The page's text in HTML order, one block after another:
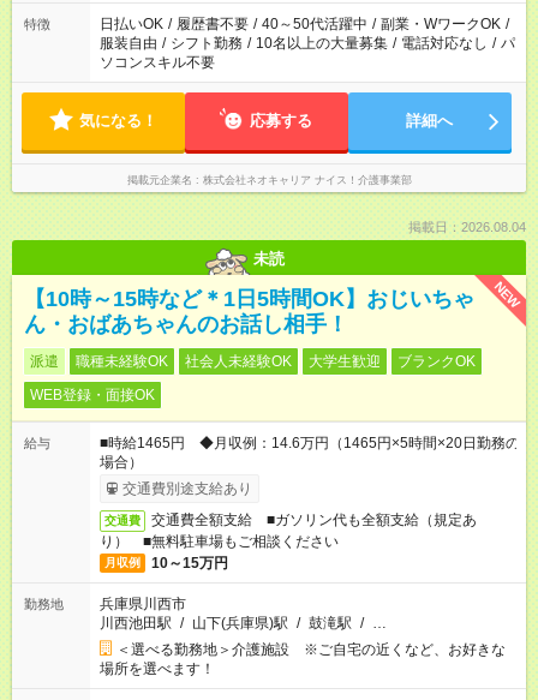
ください。
特徴 日払いOK / 履歴書不要 / 40～50代活躍中 / 副業・WワークOK /
服装自由 / シフト勤務 / 10名以上の大量募集 / 電話対応なし / パ
ソコンスキル不要
気になる！ 応募する 詳細へ
掲載元企業名 株式会社ネオキャリア ナイス！介護事業部
掲載日：2026.08.04
未読
NEW
【10時～15時など＊1日5時間OK】おじいちゃ
ん・おばあちゃんのお話し相手！
派遣 職種未経験OK 社会人未経験OK 大学生歓迎
ブランクOK
WEB登録・面接OK
給与
■時給1465円 ◆月収例：14.6万円（1465円×5時間×20日勤務の
場合）
交通費別途支給あり
交通費
交通費全額支給 ■ガソリン代も全額支給（規定あ
り） ■無料駐車場もご相談ください
月収例 10～15万円
勤務地
兵庫県川西市
川西池田駅 / 山下(兵庫県)駅 / 鼓滝駅 / …
＜選べる勤務地＞介護施設 ※ご自宅の近くなど、お好きな
場所を選べます！